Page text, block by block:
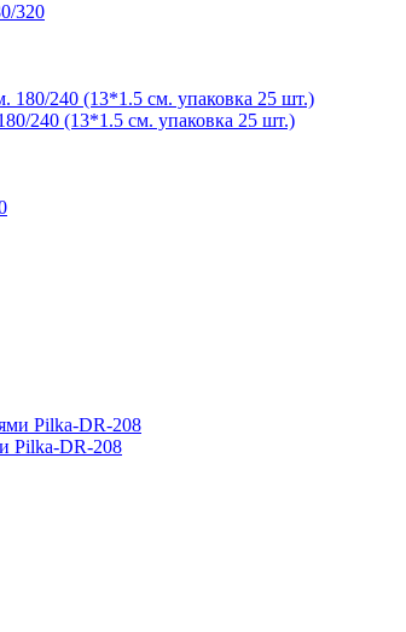
320
240 (13*1.5 см. упаковка 25 шт.)
Pilka-DR-208